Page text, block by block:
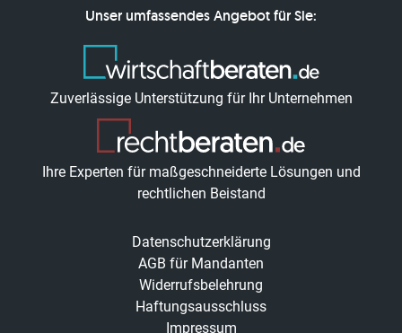
Unser umfassendes Angebot für Sie:
Zuverlässige Unterstützung für Ihr Unternehmen
Ihre Experten für maßgeschneiderte Lösungen und
rechtlichen Beistand
Datenschutzerklärung
AGB für Mandanten
Widerrufsbelehrung
Haftungsausschluss
Impressum